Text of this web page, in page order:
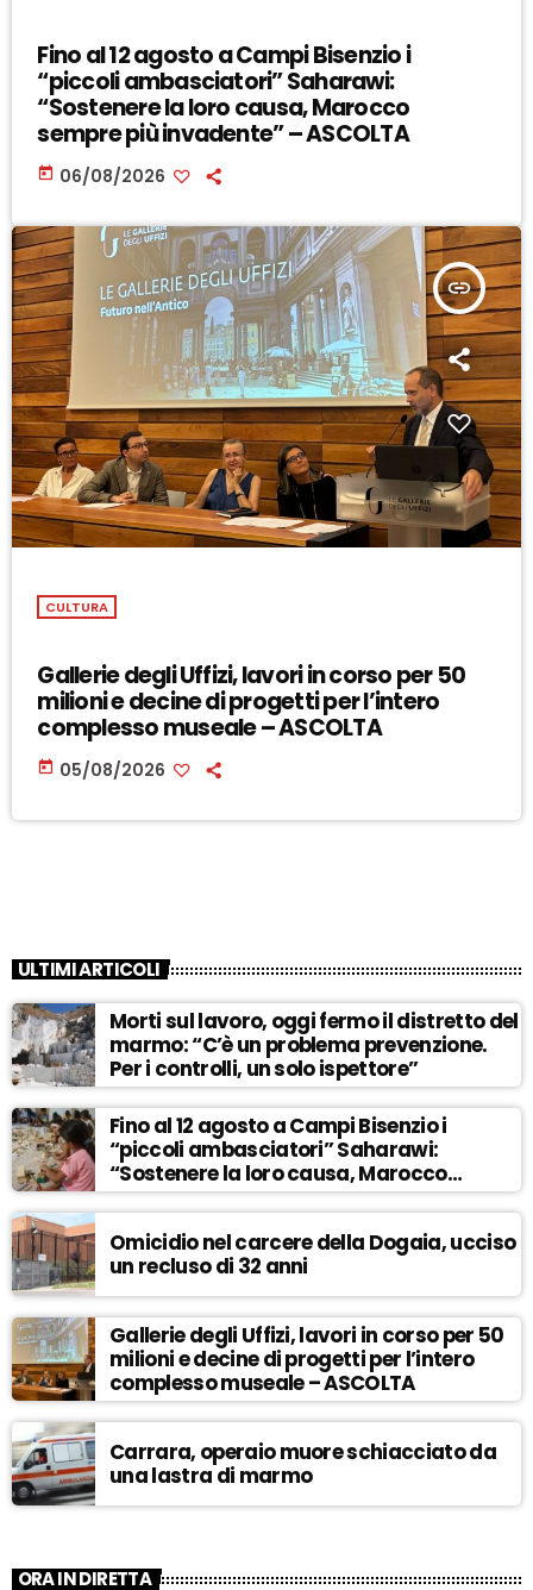
Fino al 12 agosto a Campi Bisenzio i
“piccoli ambasciatori” Saharawi:
“Sostenere la loro causa, Marocco
sempre più invadente” – ASCOLTA
today 06/08/2026
insert_link
CULTURA
Gallerie degli Uffizi, lavori in corso per 50
milioni e decine di progetti per l’intero
complesso museale – ASCOLTA
today 05/08/2026
ULTIMI ARTICOLI
Morti sul lavoro, oggi fermo il distretto del
marmo: “C’è un problema prevenzione.
Per i controlli, un solo ispettore”
Fino al 12 agosto a Campi Bisenzio i
“piccoli ambasciatori” Saharawi:
“Sostenere la loro causa, Marocco
sempre più invadente” – ASCOLTA
Omicidio nel carcere della Dogaia, ucciso
un recluso di 32 anni
Gallerie degli Uffizi, lavori in corso per 50
milioni e decine di progetti per l’intero
complesso museale – ASCOLTA
Carrara, operaio muore schiacciato da
una lastra di marmo
ORA IN DIRETTA